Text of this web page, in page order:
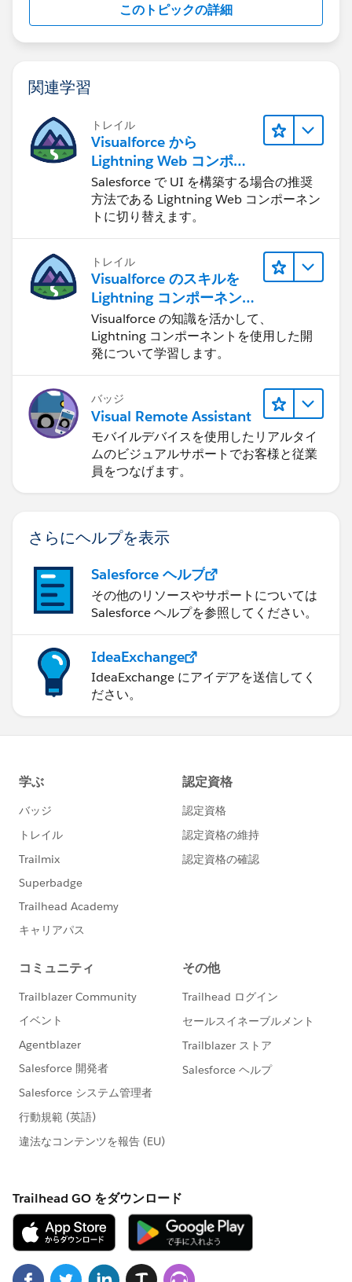
このトピックの詳細
関連学習
トレイル
Visualforce から
Lightning Web コンポー
ネントへの移行
Salesforce で UI を構築する場合の推奨
方法である Lightning Web コンポーネン
トに切り替えます。
トレイル
Visualforce のスキルを
Lightning コンポーネント
に応用する
Visualforce の知識を活かして、
Lightning コンポーネントを使用した開
発について学習します。
バッジ
Visual Remote Assistant
モバイルデバイスを使用したリアルタイ
ムのビジュアルサポートでお客様と従業
員をつなげます。
さらにヘルプを表示
Salesforce ヘルプ
その他のリソースやサポートについては
Salesforce ヘルプを参照してください。
IdeaExchange
IdeaExchange にアイデアを送信してく
ださい。